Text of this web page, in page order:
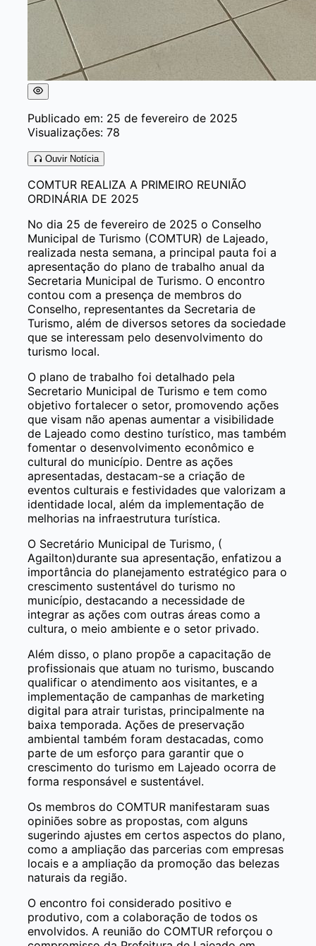
Publicado em: 25 de fevereiro de 2025
Visualizações: 78
Ouvir Notícia
COMTUR REALIZA A PRIMEIRO REUNIÃO
ORDINÁRIA DE 2025
No dia 25 de fevereiro de 2025 o Conselho
Municipal de Turismo (COMTUR) de Lajeado,
realizada nesta semana, a principal pauta foi a
apresentação do plano de trabalho anual da
Secretaria Municipal de Turismo. O encontro
contou com a presença de membros do
Conselho, representantes da Secretaria de
Turismo, além de diversos setores da sociedade
que se interessam pelo desenvolvimento do
turismo local.
O plano de trabalho foi detalhado pela
Secretario Municipal de Turismo e tem como
objetivo fortalecer o setor, promovendo ações
que visam não apenas aumentar a visibilidade
de Lajeado como destino turístico, mas também
fomentar o desenvolvimento econômico e
cultural do município. Dentre as ações
apresentadas, destacam-se a criação de
eventos culturais e festividades que valorizam a
identidade local, além da implementação de
melhorias na infraestrutura turística.
O Secretário Municipal de Turismo, (
Agailton)durante sua apresentação, enfatizou a
importância do planejamento estratégico para o
crescimento sustentável do turismo no
município, destacando a necessidade de
integrar as ações com outras áreas como a
cultura, o meio ambiente e o setor privado.
Além disso, o plano propõe a capacitação de
profissionais que atuam no turismo, buscando
qualificar o atendimento aos visitantes, e a
implementação de campanhas de marketing
digital para atrair turistas, principalmente na
baixa temporada. Ações de preservação
ambiental também foram destacadas, como
parte de um esforço para garantir que o
crescimento do turismo em Lajeado ocorra de
forma responsável e sustentável.
Os membros do COMTUR manifestaram suas
opiniões sobre as propostas, com alguns
sugerindo ajustes em certos aspectos do plano,
como a ampliação das parcerias com empresas
locais e a ampliação da promoção das belezas
naturais da região.
O encontro foi considerado positivo e
produtivo, com a colaboração de todos os
envolvidos. A reunião do COMTUR reforçou o